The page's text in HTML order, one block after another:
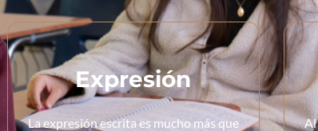
Expresión
La expresión escrita es mucho más que